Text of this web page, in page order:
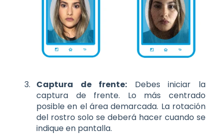
Captura de frente: Debes iniciar la
captura de frente. Lo más centrado
posible en el área demarcada. La rotación
del rostro solo se deberá hacer cuando se
indique en pantalla.